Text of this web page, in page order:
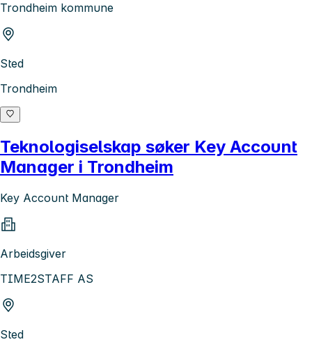
Trondheim kommune
Sted
Trondheim
Teknologiselskap søker Key Account
Manager i Trondheim
Key Account Manager
Arbeidsgiver
TIME2STAFF AS
Sted